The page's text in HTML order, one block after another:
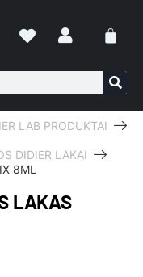
LAB PRODUKTAI
DIDIER LAKAI
8ML
LAKAS